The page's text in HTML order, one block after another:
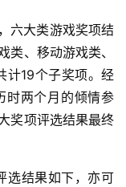
六大类游戏奖项结
类、移动游戏类、
计19个子奖项。经
时两个月的倾情参
奖项评选结果最终
结果如下，亦可